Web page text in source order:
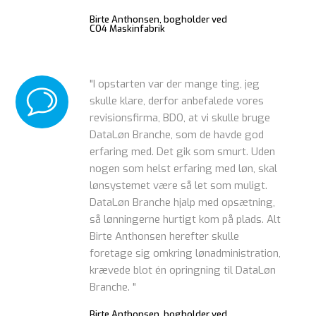
Birte Anthonsen, bogholder ved
CO4 Maskinfabrik
"I opstarten var der mange ting, jeg
skulle klare, derfor anbefalede vores
revisionsfirma, BDO, at vi skulle bruge
DataLøn Branche, som de havde god
erfaring med. Det gik som smurt. Uden
nogen som helst erfaring med løn, skal
lønsystemet være så let som muligt.
DataLøn Branche hjalp med opsætning,
så lønningerne hurtigt kom på plads. Alt
Birte Anthonsen herefter skulle
foretage sig omkring lønadministration,
krævede blot én opringning til DataLøn
Branche. "